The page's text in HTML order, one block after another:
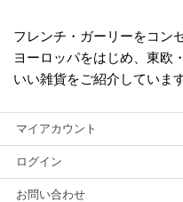
フレンチ・ガーリーをコン
ヨーロッパをはじめ、東欧
いい雑貨をご紹介しています
マイアカウント
ログイン
お問い合わせ